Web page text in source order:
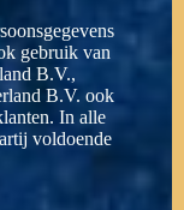
gebruik van
B.V.,
B.V. ook
In alle
voldoende